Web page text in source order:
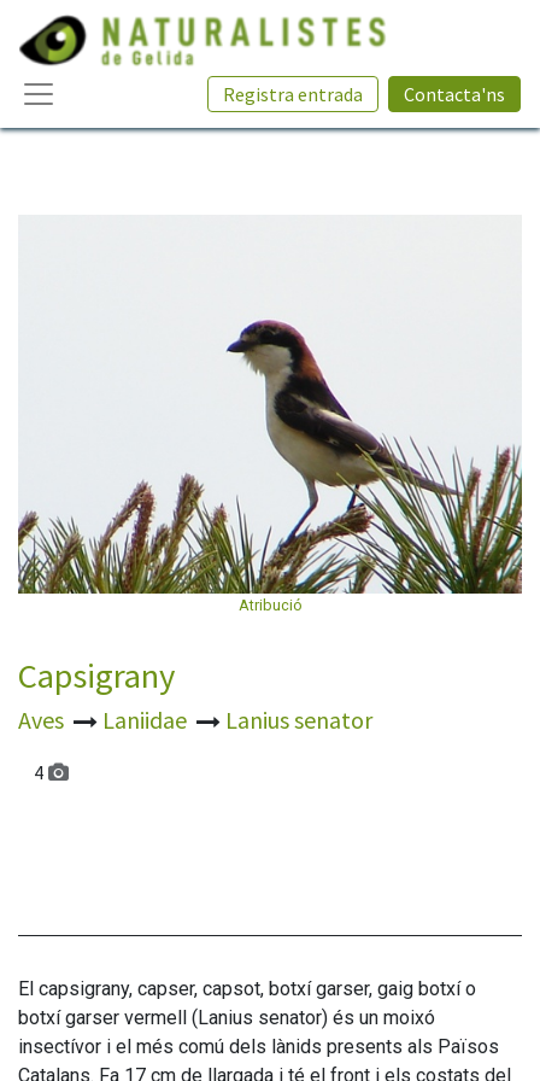
Registra entrada Contacta'ns
Atribució
Capsigrany
Aves Laniidae Lanius senator
4
El capsigrany, capser, capsot, botxí garser, gaig botxí o
botxí garser vermell (Lanius senator) és un moixó
insectívor i el més comú dels lànids presents als Països
Catalans. Fa 17 cm de llargada i té el front i els costats del